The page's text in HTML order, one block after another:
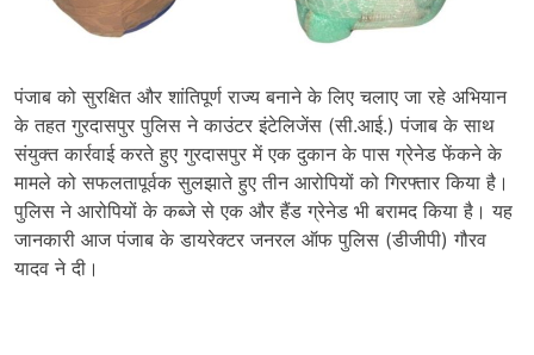
पंजाब को सुरक्षित और शांतिपूर्ण राज्य बनाने के लिए चलाए जा रहे अभियान
के तहत गुरदासपुर पुलिस ने काउंटर इंटेलिजेंस (सी.आई.) पंजाब के साथ
संयुक्त कार्रवाई करते हुए गुरदासपुर में एक दुकान के पास ग्रेनेड फेंकने के
मामले को सफलतापूर्वक सुलझाते हुए तीन आरोपियों को गिरफ्तार किया है।
पुलिस ने आरोपियों के कब्जे से एक और हैंड ग्रेनेड भी बरामद किया है। यह
जानकारी आज पंजाब के डायरेक्टर जनरल ऑफ पुलिस (डीजीपी) गौरव
यादव ने दी।